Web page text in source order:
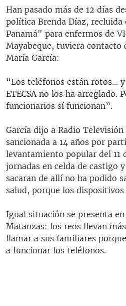
Han pasado más de 12 días
política Brenda Díaz, recluida
Panamá" para enfermos de
Mayabeque, tuviera contacto
María García:
“Los teléfonos están rotos...
ETECSA no los ha arreglado.
funcionarios sí funcionan”.
García dijo a Radio
sancionada a 14 años por
levantamiento popular del 11
jornadas en celda de castigo
sacaran de allí no ha podido
salud, porque los
Igual situación se presenta
Matanzas: los reos llevan
llamar a sus familiares
a funcionar los teléfonos.